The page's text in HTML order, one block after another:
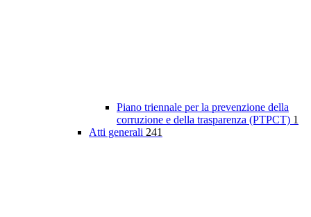
Piano triennale per la prevenzione della
corruzione e della trasparenza (PTPCT) 1
Atti generali 241